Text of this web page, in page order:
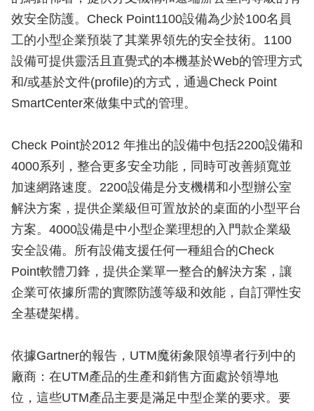
效安全防護。Check Point1100設備為少於100名員
工的小型企業預裝了其業界領先的安全技術。1100
設備可提供靈活且直覺式的本機基於Web的管理方式
和/或基於文件(profile)的方式，通過Check Point
SmartCenter來做集中式的管理。
Check Point於2012 年推出的設備中包括2200設備和
4000系列，整合更多安全功能，同時可改善頻寬並
加速網路速度。2200設備是分支機構和小型辦公室
解決方案，提供企業級但可置放於的桌面的小型平台
方案。4000設備是中小型企業理想的入門款企業級
安全設備。所有設備支援任何一種組合的Check
Point軟體刀鋒，提供企業單一整合的解決方案，讓
企業可依據所需的實際防護等級和效能，自訂彈性安
全基礎架構。
依據Gartner的報告，UTM魔術象限領導者行列中的
廠商：在UTM產品的生產和銷售方面處於領導地
位，這些UTM產品主要是滿足中型企業的要求。要